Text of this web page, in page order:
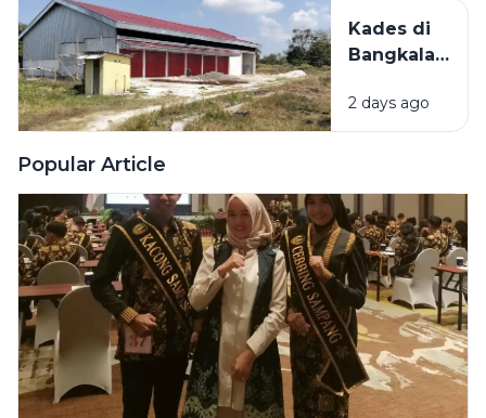
Menyerap
Ribuan
Kades di
Bangkalan
KDMP
Dibangun
Dekat SD
2 days ago
Popular Article